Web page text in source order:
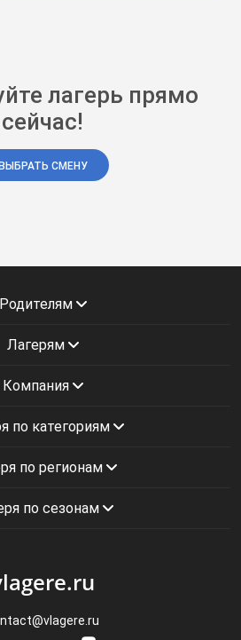
лагерь прямо
сейчас!
СМЕНУ
Родителям
Лагерям
Компания
по категориям
по регионам
по сезонам